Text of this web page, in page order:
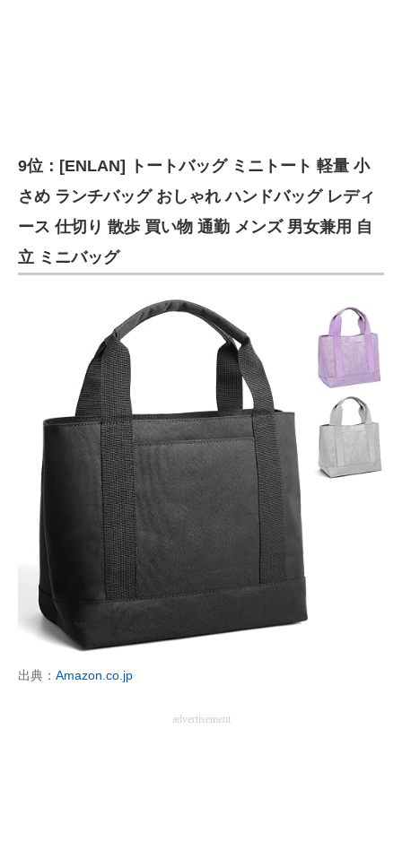
9位：[ENLAN] トートバッグ ミニトート 軽量 小
さめ ランチバッグ おしゃれ ハンドバッグ レディ
ース 仕切り 散歩 買い物 通勤 メンズ 男女兼用 自
立 ミニバッグ
出典： Amazon.co.jp
advertisement